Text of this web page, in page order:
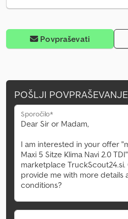
Povpraševati
POŠLJI POVPRAŠEVANJE
Sporočilo*